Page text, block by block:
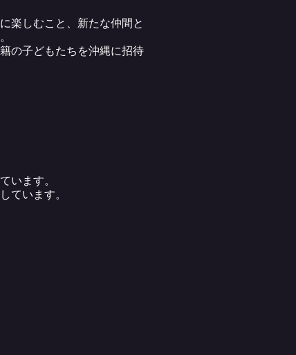
楽しむこと、新たな仲間と
の子どもたちを沖縄に招待
います。
ています。